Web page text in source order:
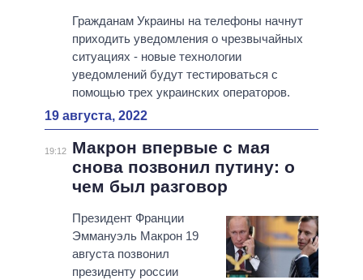
Гражданам Украины на телефоны начнут
приходить уведомления о чрезвычайных
ситуациях - новые технологии
уведомлений будут тестироваться с
помощью трех украинских операторов.
19 августа, 2022
19:12
Макрон впервые с мая
снова позвонил путину: о
чем был разговор
Президент Франции
Эммануэль Макрон 19
августа позвонил
президенту россии